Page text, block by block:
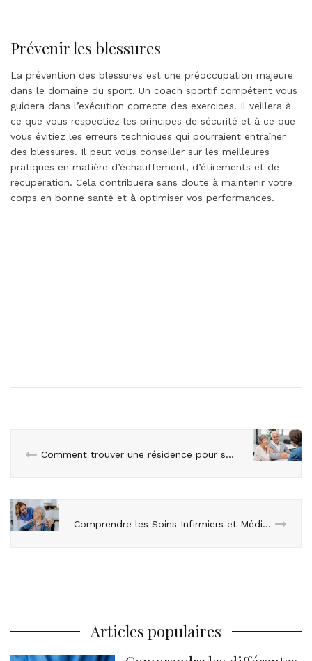
Prévenir les blessures
La prévention des blessures est une préoccupation majeure
dans le domaine du sport. Un coach sportif compétent vous
guidera dans l’exécution correcte des exercices. Il veillera à
ce que vous respectiez les principes de sécurité et à ce que
vous évitiez les erreurs techniques qui pourraient entraîner
des blessures. Il peut vous conseiller sur les meilleures
pratiques en matière d’échauffement, d’étirements et de
récupération. Cela contribuera sans doute à maintenir votre
corps en bonne santé et à optimiser vos performances.
Comment trouver une résidence pour sénior : les démarches administratives
Comprendre les Soins Infirmiers et Médicaux
Articles populaires